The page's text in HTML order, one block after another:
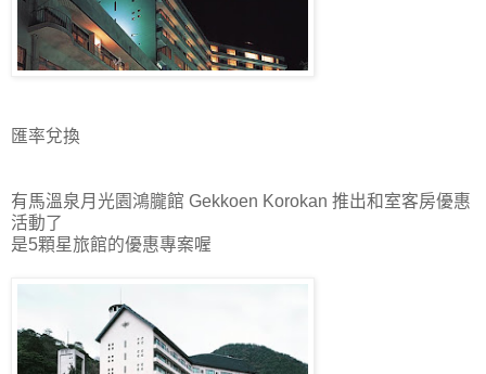
匯率兌換
有馬溫泉月光園鴻朧館 Gekkoen Korokan 推出和室客房優惠
活動了
是5顆星旅館的優惠專案喔